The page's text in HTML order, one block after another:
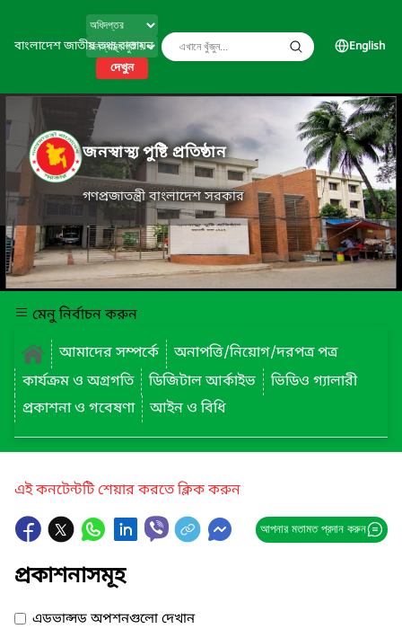
বাংলাদেশ জাতীয় তথ্য বাতায়ন
দেখুন
English
জনস্বাস্থ্য পুষ্টি প্রতিষ্ঠান
গণপ্রজাতন্ত্রী বাংলাদেশ সরকার
মেনু নির্বাচন করুন
আমাদের সম্পর্কে
অনাপত্তি/নিয়োগ/দরপত্র পত্র
কার্যক্রম ও অগ্রগতি
ডিজিটাল আর্কাইভ
ভিডিও গ্যালারী
প্রকাশনা ও গবেষণা
আইন ও বিধি
এই কনটেন্টটি শেয়ার করতে ক্লিক করুন
আপনার মতামত প্রদান করুন
প্রকাশনাসমূহ
এডভান্সড অপশনগুলো দেখান